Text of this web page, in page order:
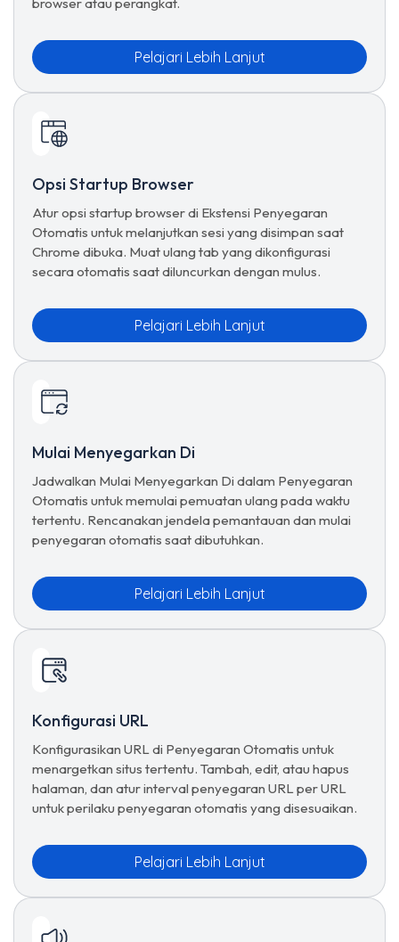
Pelajari Lebih Lanjut
Opsi Startup Browser
Atur opsi startup browser di Ekstensi Penyegaran
Otomatis untuk melanjutkan sesi yang disimpan saat
Chrome dibuka. Muat ulang tab yang dikonfigurasi
secara otomatis saat diluncurkan dengan mulus.
Pelajari Lebih Lanjut
Mulai Menyegarkan Di
Jadwalkan Mulai Menyegarkan Di dalam Penyegaran
Otomatis untuk memulai pemuatan ulang pada waktu
tertentu. Rencanakan jendela pemantauan dan mulai
penyegaran otomatis saat dibutuhkan.
Pelajari Lebih Lanjut
Konfigurasi URL
Konfigurasikan URL di Penyegaran Otomatis untuk
menargetkan situs tertentu. Tambah, edit, atau hapus
halaman, dan atur interval penyegaran URL per URL
untuk perilaku penyegaran otomatis yang disesuaikan.
Pelajari Lebih Lanjut